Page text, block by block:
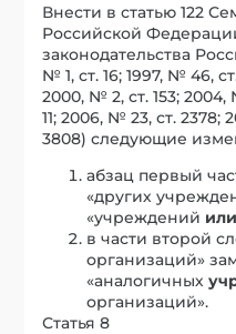
Внести в статью 122
Российской
законодательства
№ 1, ст. 16; 1997, № 46,
2000, № 2, ст. 153; 2004,
11; 2006, № 23, ст. 2378;
3808) следующие
абзац первый
«других
«учреждений
в части второй
организаций»
«аналогичных
организаций».
Статья 8